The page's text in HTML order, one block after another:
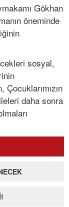
Gökhan
öneminde
sosyal,
daha sonra